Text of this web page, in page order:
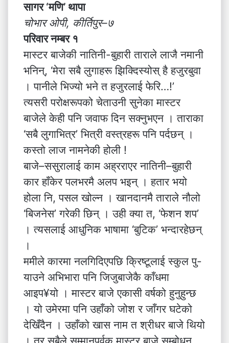
सागर ‘मणि’ थापा
चोभार ओपी, कीर्तिपुर–७
परिवार नम्बर १
मास्टर बाजेकी नातिनी-बुहारी ताराले लाजै नमानी
भनिन्, ‘मेरा सबै लुगाहरू झिक्दिस्योस् है हजुरबुवा
। पानीले भिज्यो भने त हजुरलाई फेरि…!’
त्यसरी परोक्षरूपको चेताउनी सुनेका मास्टर
बाजेले केही पनि जवाफ दिन सक्नुभएन । ताराका
‘सबै लुगाभित्र’ भित्री वस्त्रहरू पनि पर्दछन् ।
कस्तो लाज नामनेकी होली !
बाजे–ससुरालाई काम अह्रराएर नातिनी–बुहारी
कार हाँकेर पलभरमै अलप भइन् । हतार भयो
होला नि, पसल खोल्न । खानदानमै ताराले नौलो
‘बिजनेस’ गरेकी छिन् । उही क्या त, ‘फेशन शप’
। त्यसलाई आधुनिक भाषामा ‘बुटिक’ भन्दारहेछन्
।
ममीले कारमा नलगिदिएपछि क्रिष्टूलाई स्कुल पु-
याउने अभिभारा पनि जिजुबाजेकै काँधमा
आइप¥यो । मास्टर बाजे एकासी वर्षको हुनुहुन्छ
। यो उमेरमा पनि उहाँको जोश र जाँगर घटेको
देखिँदैन । उहाँको खास नाम त श्रीधर बाजे थियो